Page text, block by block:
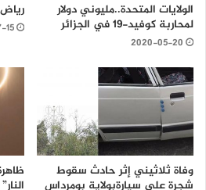
الولايات المتحدة..مليوني دولار
لمحاربة كوفيد-19 في الجزائر
2020-05-20
15
وفاة ثلاثيني إثر حادث سقوط
شجرة على سيارةبولاية بومرداس